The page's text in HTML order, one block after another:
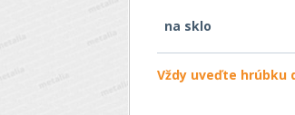
na sklo
Vždy uveďte hrúbku